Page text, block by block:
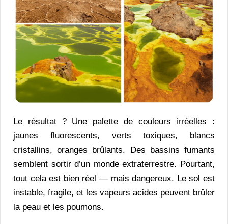
Le résultat ? Une palette de couleurs irréelles :
jaunes fluorescents, verts toxiques, blancs
cristallins, oranges brûlants. Des bassins fumants
semblent sortir d’un monde extraterrestre. Pourtant,
tout cela est bien réel — mais dangereux. Le sol est
instable, fragile, et les vapeurs acides peuvent brûler
la peau et les poumons.